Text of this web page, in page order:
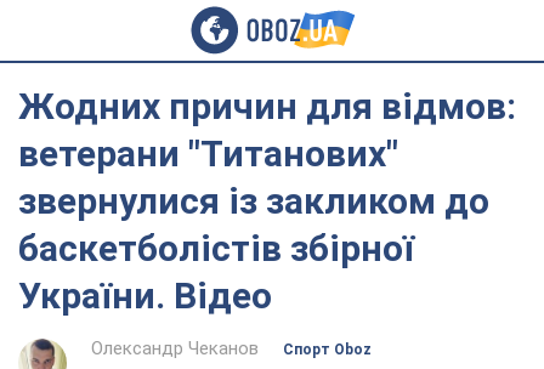
Жодних причин для відмов:
ветерани "Титанових"
звернулися із закликом до
баскетболістів збірної
України. Відео
Олександр Чеканов
Спорт Oboz